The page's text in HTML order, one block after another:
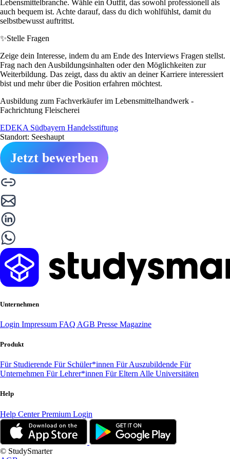
Lebensmittelbranche. Wähle ein Outfit, das sowohl professionell als
auch bequem ist. Achte darauf, dass du dich wohlfühlst, damit du
selbstbewusst auftrittst.
✨Stelle Fragen
Zeige dein Interesse, indem du am Ende des Interviews Fragen stellst.
Frag nach den Ausbildungsinhalten oder den Möglichkeiten zur
Weiterbildung. Das zeigt, dass du aktiv an deiner Karriere interessiert
bist und mehr über die Position erfahren möchtest.
Ausbildung zum Fachverkäufer im Lebensmittelhandwerk -
Fachrichtung Fleischerei
EDEKA Südbayern Handelsstiftung
Standort: Seeshaupt
Jetzt bewerben
Unternehmen
Login Impressum FAQ AGB Presse Magazine
Produkt
Für Studierende Für Schüler*innen Für Auszubildende Für
Unternehmen Für Lehrer*innen Für Eltern Alle Universitäten
Help
Help CenterPremium Login
© StudySmarter